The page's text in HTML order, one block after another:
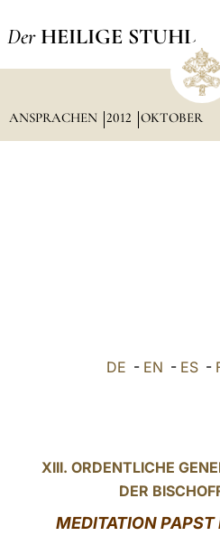
Der HEILIGE STUHL
ANSPRACHEN 2012 OKTOBER
DE - EN - ES -
XIII. ORDENTLICHE
DER
MEDITATION